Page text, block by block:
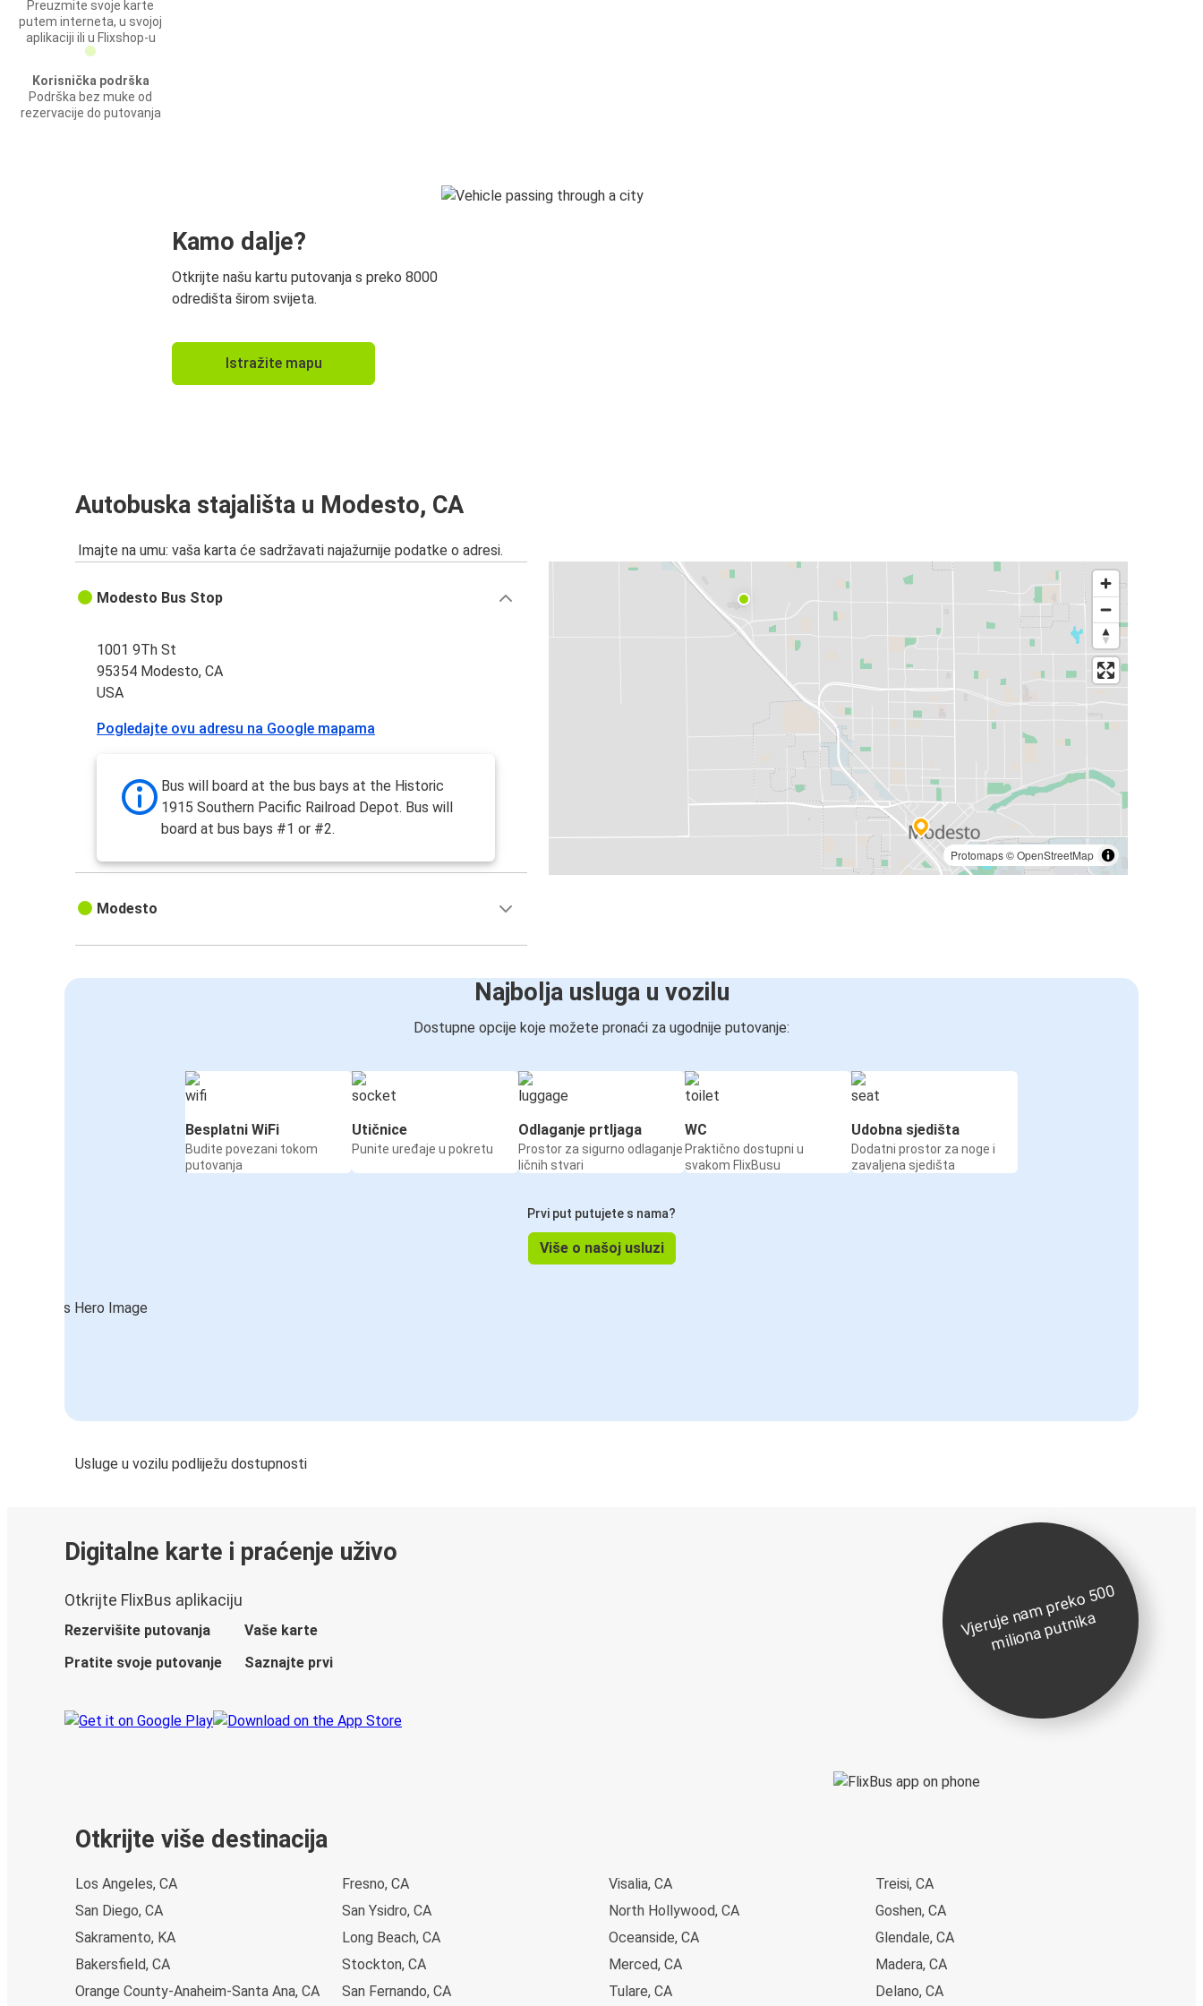
Preuzmite svoje karte
putem interneta, u svojoj
aplikaciji ili u Flixshop-u
Korisnička podrška
Podrška bez muke od
rezervacije do putovanja
Kamo dalje?
Otkrijte našu kartu putovanja s preko 8000
odredišta širom svijeta.
Istražite mapu
Autobuska stajališta u Modesto, CA
Imajte na umu: vaša karta će sadržavati najažurnije podatke o adresi.
Protomaps©OpenStreetMap
Modesto Bus Stop
1001 9Th St
95354 Modesto, CA
USA
Pogledajte ovu adresu na Google mapama
Bus will board at the bus bays at the Historic
1915 Southern Pacific Railroad Depot. Bus will
board at bus bays #1 or #2.
Modesto
Najbolja usluga u vozilu
Dostupne opcije koje možete pronaći za ugodnije putovanje:
Besplatni WiFi
Budite povezani tokom
putovanja
Utičnice
Punite uređaje u pokretu
Odlaganje prtljaga
Prostor za sigurno odlaganje
ličnih stvari
WC
Praktično dostupni u
svakom FlixBusu
Udobna sjedišta
Dodatni prostor za noge i
zavaljena sjedišta
Prvi put putujete s nama?
Više o našoj usluzi
Usluge u vozilu podliježu dostupnosti
Digitalne karte i praćenje uživo
Otkrijte FlixBus aplikaciju
Rezervišite putovanja
Vaše karte
Pratite svoje putovanje
Saznajte prvi
Vj
er
uj
e
n
a
m
pr
e
k
o
5
0
0
mili
o
n
a
p
ut
ni
k
a
Otkrijte više destinacija
Los Angeles, CA
San Diego, CA
Sakramento, KA
Bakersfield, CA
Orange County-Anaheim-Santa Ana, CA
Fresno, CA
San Ysidro, CA
Long Beach, CA
Stockton, CA
San Fernando, CA
Visalia, CA
North Hollywood, CA
Oceanside, CA
Merced, CA
Tulare, CA
Treisi, CA
Goshen, CA
Glendale, CA
Madera, CA
Delano, CA